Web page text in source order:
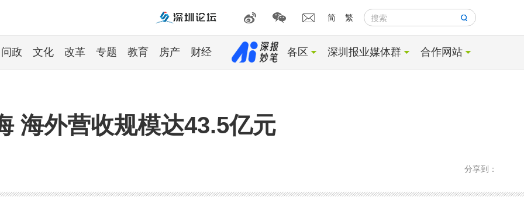
简 繁 搜索
问政 文化 改革 专题 教育 房产 财经 各区 深圳报业媒体群 合作网站
海外营收规模达43.5亿元
分享到：